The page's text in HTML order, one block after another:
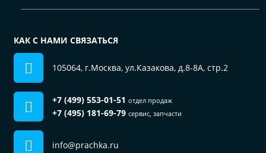
КАК С НАМИ СВЯЗАТЬСЯ
105064, г.Москва, ул.Казакова, д.8-8А, стр.2
+7 (499) 553-01-51 отдел продаж
+7 (495) 181-69-79 сервис, запчасти
info@prachka.ru